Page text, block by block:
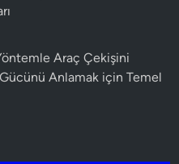
Araç Çekişini
Anlamak için Temel